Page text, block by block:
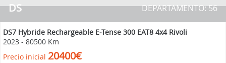
DS DEPARTAMENTO: 56
DS7 Hybride Rechargeable E-Tense 300 EAT8 4x4 Rivoli
2023 - 80500 Km
Precio inicial 20400€